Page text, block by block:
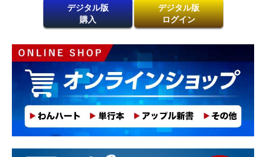
デジタル版
購入
デジタル版
ログイン